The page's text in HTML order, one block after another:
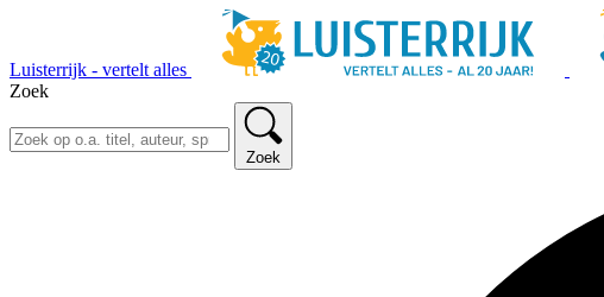
Luisterrijk - vertelt alles
Zoek
Zoek